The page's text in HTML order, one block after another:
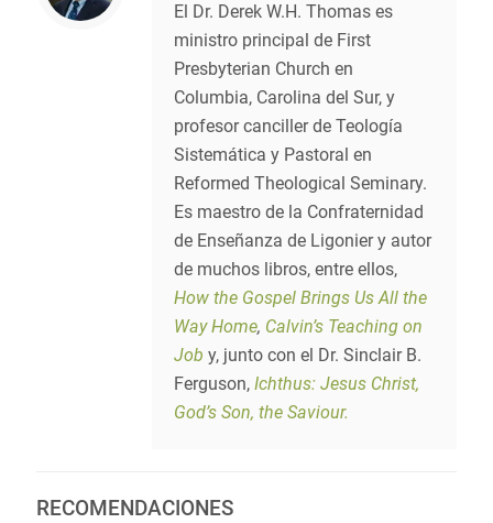
El Dr. Derek W.H. Thomas es
ministro principal de First
Presbyterian Church en
Columbia, Carolina del Sur, y
profesor canciller de Teología
Sistemática y Pastoral en
Reformed Theological Seminary.
Es maestro de la Confraternidad
de Enseñanza de Ligonier y autor
de muchos libros, entre ellos,
How the Gospel Brings Us All the
Way Home, Calvin’s Teaching on
Job y, junto con el Dr. Sinclair B.
Ferguson, Ichthus: Jesus Christ,
God’s Son, the Saviour.
RECOMENDACIONES